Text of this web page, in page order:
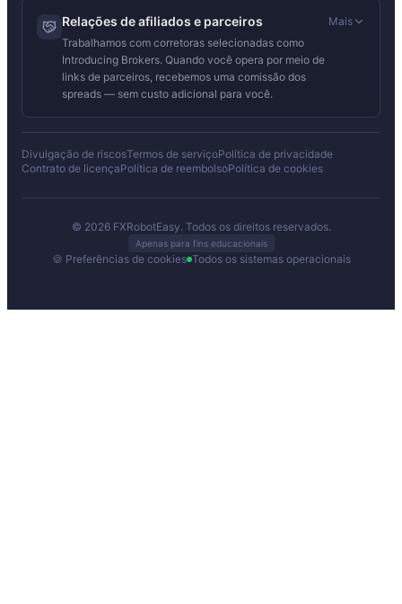
Relações de afiliados e parceiros
Trabalhamos com corretoras selecionadas como
Introducing Brokers. Quando você opera por meio de
links de parceiros, recebemos uma comissão dos
spreads — sem custo adicional para você.
Mais
Divulgação de riscosTermos de serviçoPolítica de privacidade
Contrato de licençaPolítica de reembolsoPolítica de cookies
© 2026 FXRobotEasy. Todos os direitos reservados.
Apenas para fins educacionais
🍪 Preferências de cookies Todos os sistemas operacionais